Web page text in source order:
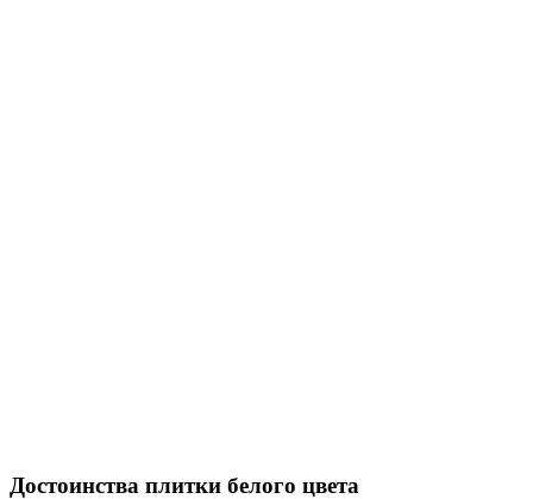
Достоинства плитки белого цвета